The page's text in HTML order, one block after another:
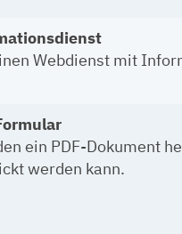
Webdienst mit
ein PDF-Dokument
werden kann.